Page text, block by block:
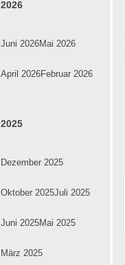
2026
Juni 2026Mai 2026
April 2026Februar 2026
2025
Dezember 2025
Oktober 2025Juli 2025
Juni 2025Mai 2025
März 2025